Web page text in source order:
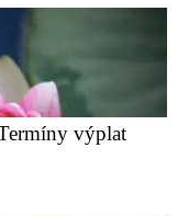
výplat